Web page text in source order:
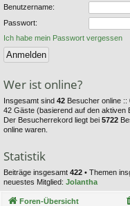
Benutzername:
Passwort:
Ich habe mein Passwort vergessen
Wer ist online?
Insgesamt sind 42 Besucher online ::
42 Gäste (basierend auf den aktiven
Der Besucherrekord liegt bei 5722
online waren.
Statistik
Beiträge insgesamt 422 • Themen
neuestes Mitglied: Jolantha
Foren-Übersicht